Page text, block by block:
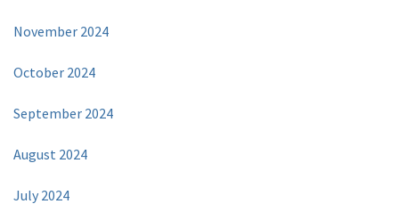
November 2024
October 2024
September 2024
August 2024
July 2024